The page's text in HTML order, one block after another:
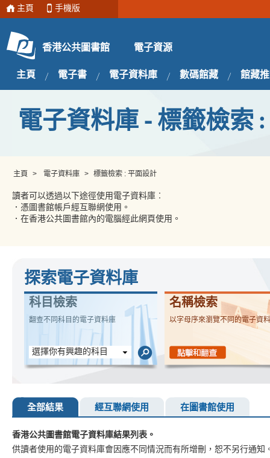
主頁 手機版
香港公共圖書館 電子資源
主頁 電子書 電子資料庫 數碼館藏 館藏
電子資料庫 - 標籤檢索
主頁 > 電子資料庫 > 標籤檢索 : 平面設計
讀者可以透過以下途徑使用電子資料庫︰
．憑圖書館帳戶經互聯網使用。
．在香港公共圖書館內的電腦經此網頁使用。
探索電子資料庫
科目檢索
翻查不同科目的電子資料庫
選擇你有興趣的科目
名稱檢索
以字母序來瀏覽不同的電子資
全部結果 經互聯網使用 在圖書館使用
香港公共圖書館電子資料庫結果列表。
供讀者使用的電子資料庫會因應不同情況而有所增刪，恕不另行通知